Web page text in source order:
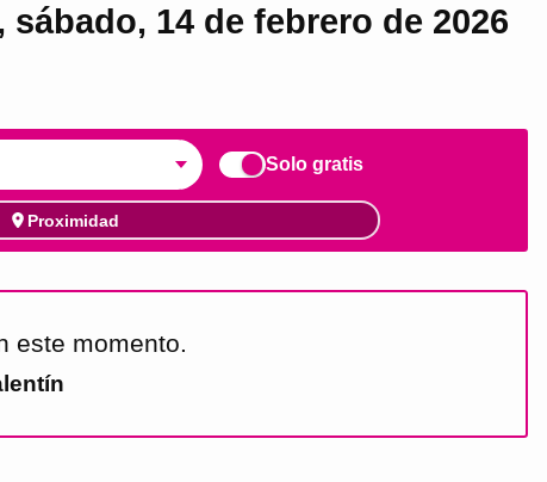
14 de febrero de 2026
Solo gratis
Proximidad
este momento.